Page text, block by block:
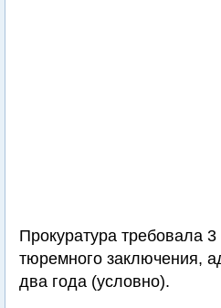
Прокуратура требовала
тюремного заключения,
два года (условно).